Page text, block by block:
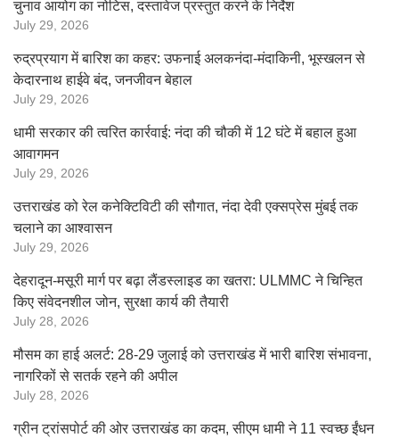
चुनाव आयोग का नोटिस, दस्तावेज प्रस्तुत करने के निर्देश
July 29, 2026
रुद्रप्रयाग में बारिश का कहर: उफनाई अलकनंदा-मंदाकिनी, भूस्खलन से
केदारनाथ हाईवे बंद, जनजीवन बेहाल
July 29, 2026
धामी सरकार की त्वरित कार्रवाई: नंदा की चौकी में 12 घंटे में बहाल हुआ
आवागमन
July 29, 2026
उत्तराखंड को रेल कनेक्टिविटी की सौगात, नंदा देवी एक्सप्रेस मुंबई तक
चलाने का आश्वासन
July 29, 2026
देहरादून-मसूरी मार्ग पर बढ़ा लैंडस्लाइड का खतरा: ULMMC ने चिन्हित
किए संवेदनशील जोन, सुरक्षा कार्य की तैयारी
July 28, 2026
मौसम का हाई अलर्ट: 28-29 जुलाई को उत्तराखंड में भारी बारिश संभावना,
नागरिकों से सतर्क रहने की अपील
July 28, 2026
ग्रीन ट्रांसपोर्ट की ओर उत्तराखंड का कदम, सीएम धामी ने 11 स्वच्छ ईंधन